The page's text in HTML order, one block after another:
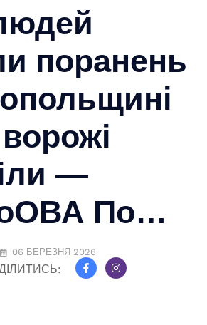
поранень
—
По…
06 БЕРЕЗНЯ 2026